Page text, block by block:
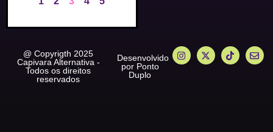
@ Copyrigth 2025
Capivara Alternativa -
Todos os direitos
reservados
Desenvolvido
por Ponto
Duplo